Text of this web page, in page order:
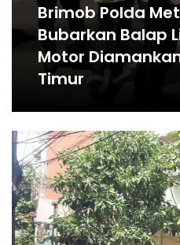
Brimob Polda
Bubarkan Balap
Motor
Timur